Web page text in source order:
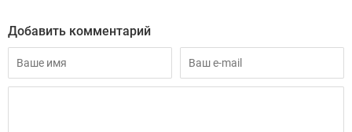
Добавить комментарий